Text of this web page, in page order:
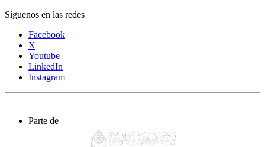
Síguenos en las redes
Facebook
X
Youtube
LinkedIn
Instagram
Parte de